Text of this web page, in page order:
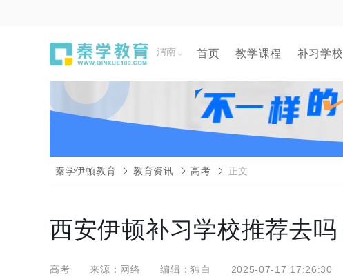
渭南 首页 教学课程 补习学校
秦学伊顿教育 教育资讯 高考 正文
西安伊顿补习学校推荐去
高考 来源：网络 编辑：独白 2025-07-17 17:26:30